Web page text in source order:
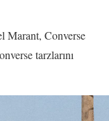
Marant, Converse
tarzlarını